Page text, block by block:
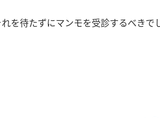
を待たずにマンモを受診するべきで